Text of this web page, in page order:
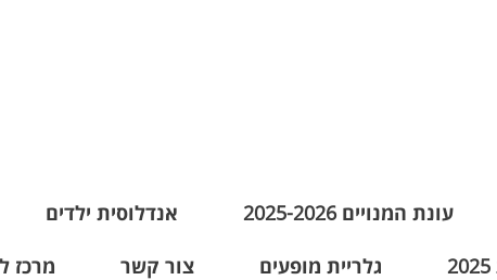
עונת המנויים 2025-2026 אנדלוסית ילדים
גלריית מופעים צור קשר מרכז